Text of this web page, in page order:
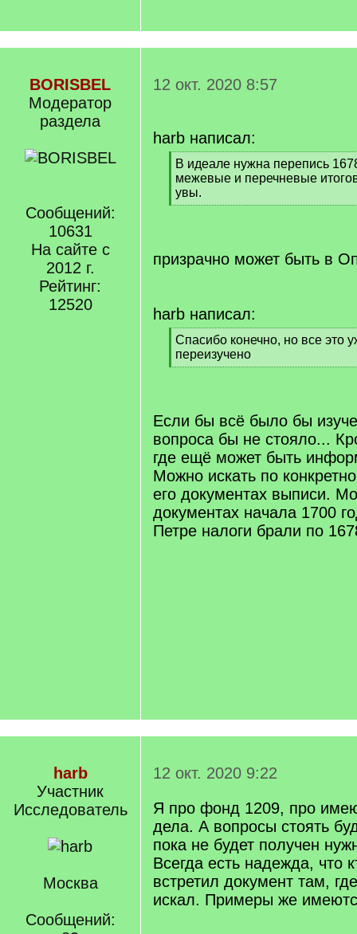
BORISBEL
Модератор
раздела
Сообщений:
10631
На сайте с
2012 г.
Рейтинг:
12520
12 окт. 2020 8:57
harb написал:
[
q
]
В идеале нужна перепись
межевые и перечневые
увы.
[
призрачно может быть в
harb написал:
[
q
]
Спасибо конечно, но все это
переизучено
[
Если бы всё было бы
вопроса бы не стояло...
где ещё может быть
Можно искать по
его документах выписи.
документах начала 1700
Петре налоги брали по
harb
Участник
Исследователь
Москва
Сообщений:
12 окт. 2020 9:22
Я про фонд 1209, про
дела. А вопросы стоять
пока не будет получен
Всегда есть надежда, что
встретил документ там,
искал. Примеры же